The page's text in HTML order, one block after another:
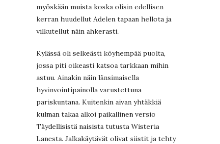
myöskään muista koska olisin edellisen
kerran huudellut Adelen tapaan hellota ja
vilkutellut näin ahkerasti.
Kylässä oli selkeästi köyhempää puolta,
jossa piti oikeasti katsoa tarkkaan mihin
astuu. Ainakin näin länsimaisella
hyvinvointipainolla varustettuna
pariskuntana. Kuitenkin aivan yhtäkkiä
kulman takaa alkoi paikallinen versio
Täydellisistä naisista tutusta Wisteria
Lanesta. Jalkakäytävät olivat siistit ja tehty